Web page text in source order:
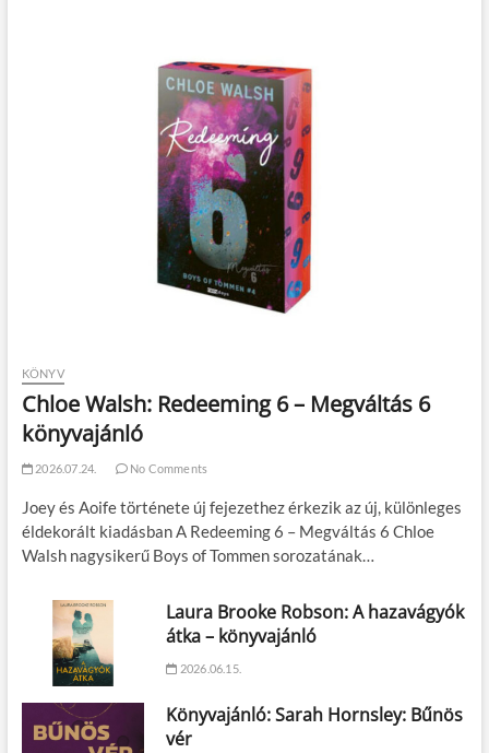
KÖNYV
Chloe Walsh: Redeeming 6 – Megváltás 6
könyvajánló
2026.07.24. No Comments
Joey és Aoife története új fejezethez érkezik az új, különleges
éldekorált kiadásban A Redeeming 6 – Megváltás 6 Chloe
Walsh nagysikerű Boys of Tommen sorozatának…
Laura Brooke Robson: A hazavágyók
átka – könyvajánló
2026.06.15.
Könyvajánló: Sarah Hornsley: Bűnös
vér